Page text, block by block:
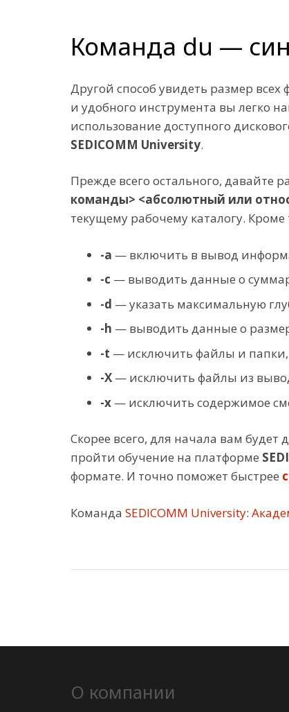
Команда du —
Другой способ увидеть размер
и удобного инструмента вы легко
использование доступного
SEDICOMM University.
Прежде всего остального,
команды> <абсолютный или
текущему рабочему каталогу.
-a — включить в вывод
-c — выводить данные о
-d — указать максимальную
-h — выводить данные о
-t — исключить файлы и папки,
-X— исключить файлы из
-x— исключить содержимое
Скорее всего, для начала вам
пройти обучение на платформе
формате. И точно поможет быстрее
Команда SEDICOMM University:
О компании